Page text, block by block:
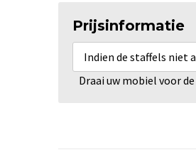
Prijsinformatie
Indien de staffels niet
Draai uw mobiel voor